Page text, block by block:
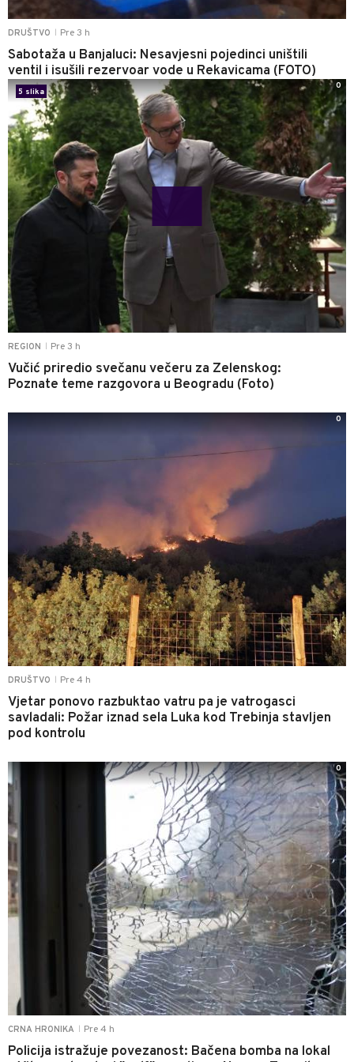
DRUŠTVO Pre 3 h
Sabotaža u Banjaluci: Nesavjesni pojedinci uništili
ventil i isušili rezervoar vode u Rekavicama (FOTO)
REGION Pre 3 h
Vučić priredio svečanu večeru za Zelenskog:
Poznate teme razgovora u Beogradu (Foto)
5 slika
0
DRUŠTVO Pre 4 h
Vjetar ponovo razbuktao vatru pa je vatrogasci
savladali: Požar iznad sela Luka kod Trebinja stavljen
pod kontrolu
0
CRNA HRONIKA Pre 4 h
Policija istražuje povezanost: Bačena bomba na lokal
0